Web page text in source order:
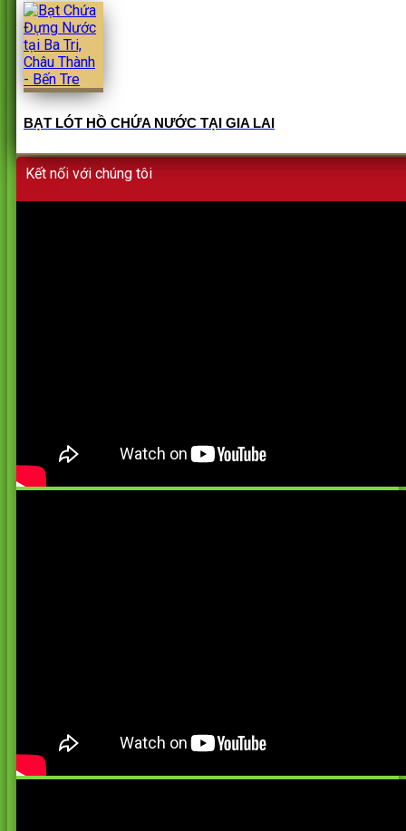
BẠT LÓT HỒ CHỨA NƯỚC TẠI GIA LAI
Kết nối với chúng tôi